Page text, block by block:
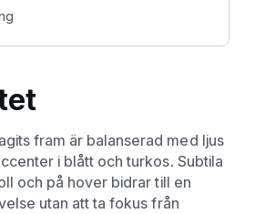
fram är balanserad med ljus
i blått och turkos. Subtila
och på hover bidrar till en
utan att ta fokus från